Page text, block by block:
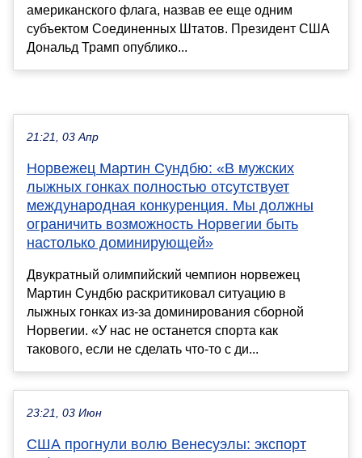
американского флага, назвав ее еще одним
субъектом Соединенных Штатов. Президент США
Дональд Трамп опублико...
21:21, 03 Апр
Норвежец Мартин Сундбю: «В мужских
лыжных гонках полностью отсутствует
международная конкуренция. Мы должны
ограничить возможность Норвегии быть
настолько доминирующей»
Двукратный олимпийский чемпион норвежец
Мартин Сундбю раскритиковал ситуацию в
лыжных гонках из-за доминирования сборной
Норвегии. «У нас не останется спорта как
такового, если не сделать что-то с ди...
23:21, 03 Июн
США прогнули волю Венесуэлы: экспорт